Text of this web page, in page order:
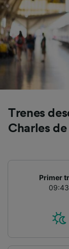
Trenes
Charles
Primer
09:43
precisa.
dispositivo
contenido
audiencia
Lista de